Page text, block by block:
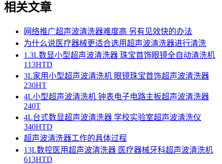
相关文章
网络推广超声波清洗器难度高 另有见效快的办法
为什么说医疗器械更适合选用超声波清洗器进行清洗
1.3L数显小型超声波清洗器 珠宝首饰眼镜全自动清洗机
113HTD
3L家用小型超声波清洗机 眼镜珠宝首饰超声波清洗器
230HT
4L小型超声波清洗机 钟表电子电路主板超声波清洗器
240T
4L台式数显超声波清洗器 学校实验室超声波清洗仪
340HTD
超声波清洗器工作的具体过程
13L数控医用超声波清洗器 医疗器械牙科超声波清洗机
613HTD